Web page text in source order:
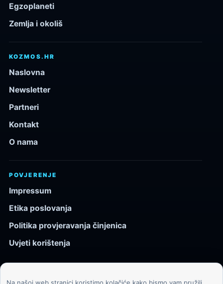
Egzoplaneti
Zemlja i okoliš
KOZMOS.HR
Naslovna
Newsletter
Partneri
Kontakt
O nama
POVJERENJE
Impressum
Etika poslovanja
Politika provjeravanja činjenica
Uvjeti korištenja